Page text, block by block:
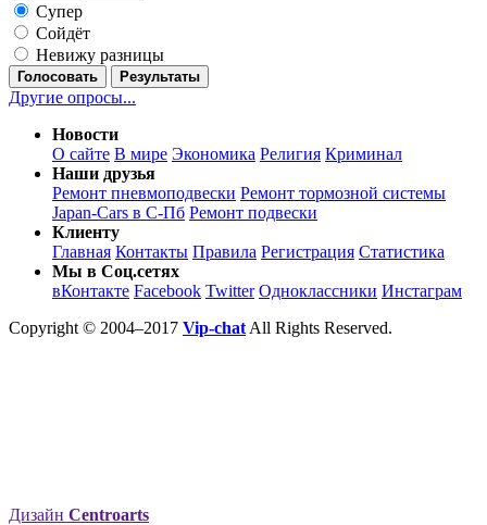
Супер
Сойдёт
Невижу разницы
Голосовать Результаты
Другие опросы...
Новости
О сайте В мире Экономика Религия Криминал
Наши друзья
Ремонт пневмоподвески Ремонт тормозной системы
Japan-Cars в С-Пб Ремонт подвески
Клиенту
Главная Контакты Правила Регистрация Статистика
Мы в Соц.сетях
вКонтакте Facebook Twitter Одноклассники Инстаграм
Copyright © 2004–2017 Vip-chat All Rights Reserved.
Дизайн Centroarts